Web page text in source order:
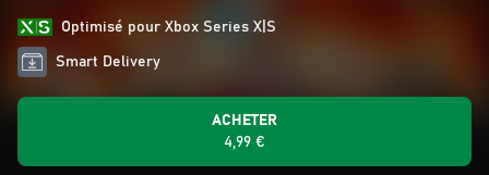
Optimisé pour Xbox Series X|S
Smart Delivery
ACHETER
4,99 €